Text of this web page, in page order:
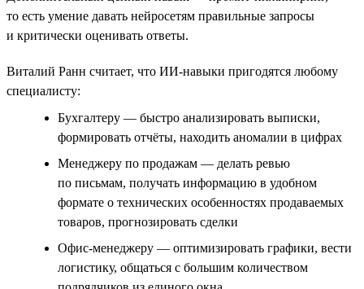
то есть умение давать нейросетям правильные запросы
и критически оценивать ответы.
Виталий Ранн считает, что ИИ-навыки пригодятся любому
специалисту:
Бухгалтеру — быстро анализировать выписки,
формировать отчёты, находить аномалии в цифрах
Менеджеру по продажам — делать ревью
по письмам, получать информацию в удобном
формате о технических особенностях продаваемых
товаров, прогнозировать сделки
Офис-менеджеру — оптимизировать графики, вести
логистику, общаться с большим количеством